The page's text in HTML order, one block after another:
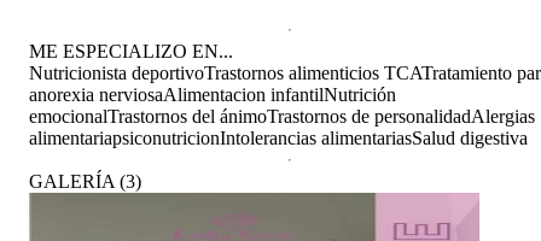
ME ESPECIALIZO EN...
Nutricionista deportivoTrastornos alimenticios TCATratamiento
anorexia nerviosaAlimentacion infantilNutrición
emocionalTrastornos del ánimoTrastornos de personalidadAlergias
alimentariapsiconutricionIntolerancias alimentariasSalud digestiva
GALERÍA (3)